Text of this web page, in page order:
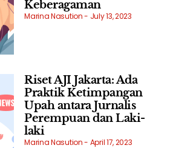
Keberagaman
Marina Nasution July 13, 2023
Riset AJI Jakarta: Ada
Praktik Ketimpangan
Upah antara Jurnalis
Perempuan dan Laki-
laki
Marina Nasution April 17, 2023